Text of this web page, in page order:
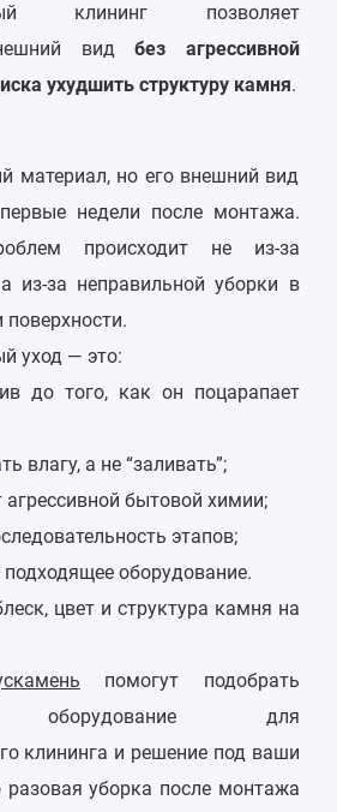
клининг позволяет
вид без агрессивной
ухудшить структуру камня.
материал, но его внешний вид
недели после монтажа.
происходит не из-за
из-за неправильной уборки в
уход — это:
до того, как он поцарапает
влагу, а не “заливать”;
агрессивной бытовой химии;
этапов;
подходящее оборудование.
цвет и структура камня на
помогут подобрать
оборудование для
клининга и решение под ваши
уборка после монтажа